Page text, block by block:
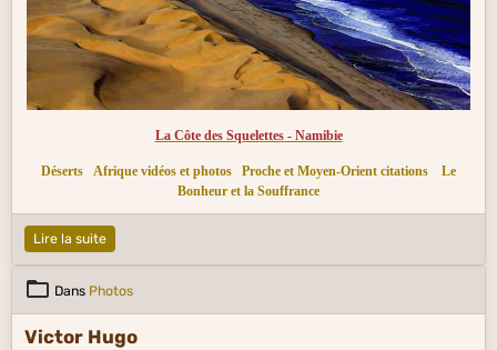
La Côte des Squelettes - Namibie
Déserts Afrique vidéos et photos Proche et Moyen-Orient citations
Le
Bonheur et la Souffrance
Lire la suite
Dans Photos
Victor Hugo